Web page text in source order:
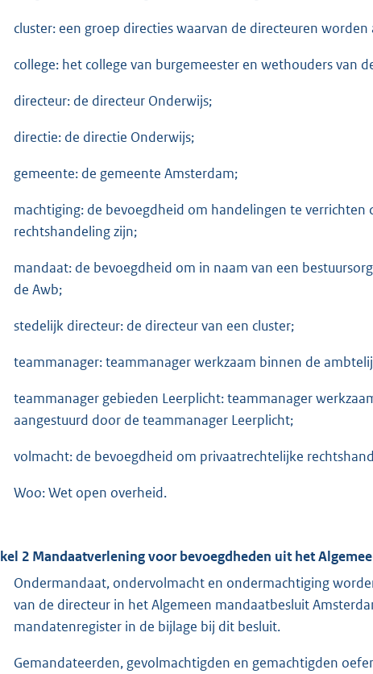
cluster: een groep directies waarvan de directeuren
college: het college van burgemeester en wethouders van
directeur: de directeur Onderwijs;
directie: de directie Onderwijs;
gemeente: de gemeente Amsterdam;
machtiging: de bevoegdheid om handelingen te
rechtshandeling zijn;
mandaat: de bevoegdheid om in naam van een
de Awb;
stedelijk directeur: de directeur van een cluster;
teammanager: teammanager werkzaam binnen de
teammanager gebieden Leerplicht: teammanager
aangestuurd door de teammanager Leerplicht;
volmacht: de bevoegdheid om privaatrechtelijke
Woo: Wet open overheid.
2 Mandaatverlening voor bevoegdheden uit het
Ondermandaat, ondervolmacht en ondermachtiging
van de directeur in het Algemeen mandaatbesluit
mandatenregister in de bijlage bij dit besluit.
Gemandateerden, gevolmachtigden en gemachtigden